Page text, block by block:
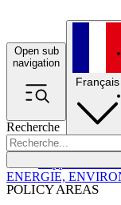
Open sub
navigation
Recherche
POLICY AREAS
Français
ENERGIE,